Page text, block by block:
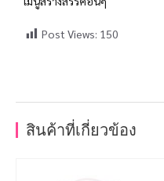
Post Views: 150
สินค้าที่เกี่ยวข้อง